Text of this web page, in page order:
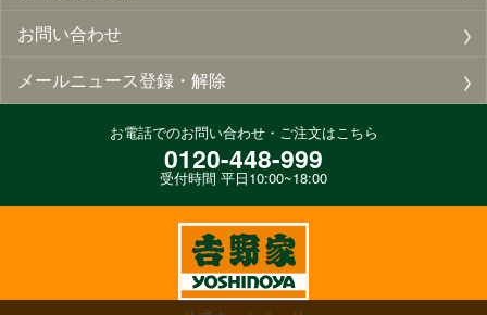
お問い合わせ
メールニュース登録・解除
お電話でのお問い合わせ・ご注文はこちら
0120-448-999
受付時間 平日10:00~18:00